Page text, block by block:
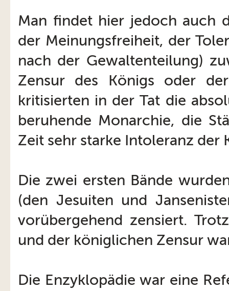
Man findet hier jedoch auch
der Meinungsfreiheit, der
nach der Gewaltenteilung)
Zensur des Königs oder
kritisierten in der Tat die
beruhende Monarchie, die
Zeit sehr starke Intoleranz der
Die zwei ersten Bände
(den Jesuiten und
vorübergehend zensiert.
und der königlichen Zensur
Die Enzyklopädie war eine